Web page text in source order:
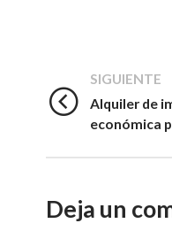
SIGUIENTE
Alquiler de
económica
Deja un